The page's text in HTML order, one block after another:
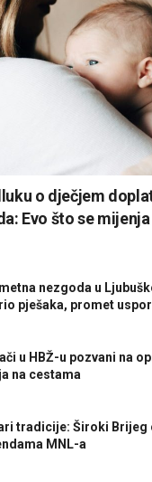
o dječjem
Evo što se mijenja
nezgoda u
pješaka, promet
u HBŽ-u pozvani na
na cestama
tradicije: Široki Brijeg
MNL-a